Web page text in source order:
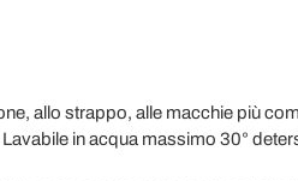
allo strappo, alle macchie più
in acqua massimo 30°